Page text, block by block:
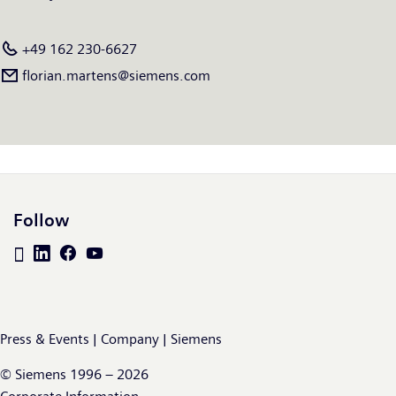
4,2 miljard. Vanaf 30 september 2020 had de onderneming
wereldwijd zo’n 293.000 medewerkers in dienst. Meer
+49 162 230-6627
florian.martens@siemens.com
Follow
Press & Events | Company | Siemens
© Siemens 1996 – 2026